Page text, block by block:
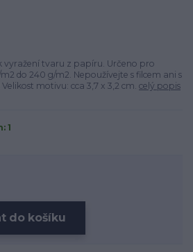
vyražení tvaru z papíru. Určeno pro
do 240 g/m2. Nepoužívejte s filcem ani s
motivu: cca 3,7 x 3,2 cm. celý popis
1
do košíku